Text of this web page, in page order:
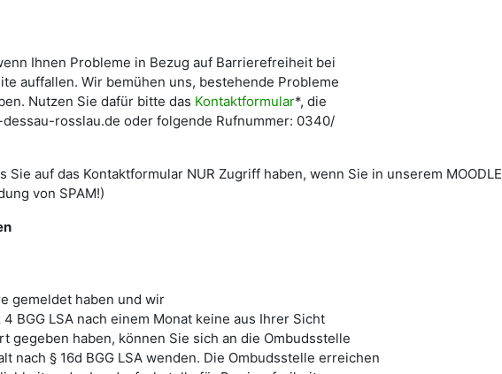
Ihnen Probleme in Bezug auf Barrierefreiheit bei
auffallen. Wir bemühen uns, bestehende Probleme
Nutzen Sie dafür bitte das Kontaktformular*, die
rosslau.de oder folgende Rufnummer: 0340/
Sie auf das Kontaktformular NUR Zugriff haben, wenn Sie in unserem MOODLE
von SPAM!)
gemeldet haben und wir
BGG LSA nach einem Monat keine aus Ihrer Sicht
gegeben haben, können Sie sich an die Ombudsstelle
nach § 16d BGG LSA wenden. Die Ombudsstelle erreichen